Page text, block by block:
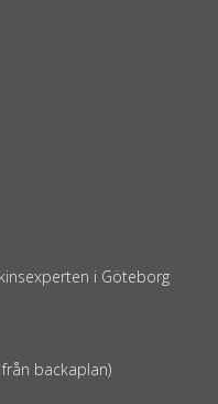
i Göteborg
backaplan)